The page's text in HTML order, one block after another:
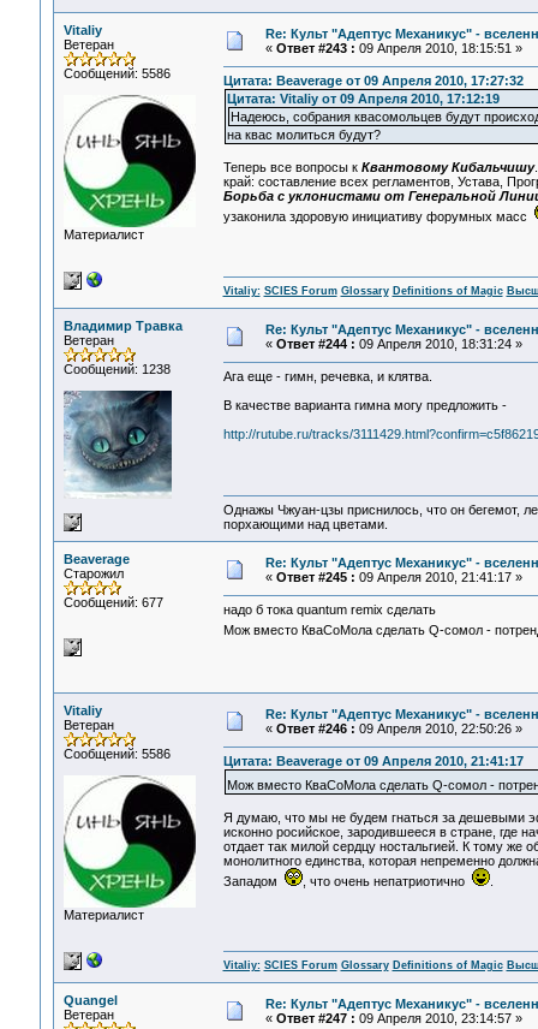
Vitaliy
Ветеран
Сообщений: 5586
Материалист
Re: Культ "Адептус Механикус" -
« Ответ #243 : 09 Апреля 2010, 18:15:51 »
Цитата: Beaverage от 09 Апреля 2010, 17:27:32
Цитата: Vitaliy от 09 Апреля 2010, 17:12:19
Надеюсь, собрания квасомольцев будут
на квас молиться будут?
Теперь все вопросы к Квантовому Кибальчишу
край: составление всех регламентов, Устава,
Борьба с уклонистами от Генеральной
узаконила здоровую инициативу форумных масс
Vitaliy: SCIES Forum Glossary Definitions of Magic
Владимир Травка
Ветеран
Сообщений: 1238
Re: Культ "Адептус Механикус" -
« Ответ #244 : 09 Апреля 2010, 18:31:24 »
Ага еще - гимн, речевка, и клятва.
В качестве варианта гимна могу предложить -
http://rutube.ru/tracks/
Однажы Чжуан-цзы приснилось, что он бегемот,
порхающими над цветами.
Beaverage
Старожил
Сообщений: 677
Re: Культ "Адептус Механикус" -
« Ответ #245 : 09 Апреля 2010, 21:41:17 »
надо б тока quantum remix сделать
Мож вместо КваСоМола сделать Q-сомол -
Vitaliy
Ветеран
Сообщений: 5586
Материалист
Re: Культ "Адептус Механикус" -
« Ответ #246 : 09 Апреля 2010, 22:50:26 »
Цитата: Beaverage от 09 Апреля 2010, 21:41:17
Мож вместо КваСоМола сделать Q-сомол -
Я думаю, что мы не будем гнаться за дешевыми
исконно росийское, зародившееся в стране, где
отдает так милой сердцу ностальгией. К тому же
монолитного единства, которая непременно
Западом
, что очень непатриотично .
Vitaliy: SCIES Forum Glossary Definitions of Magic
Quangel
Ветеран
Re: Культ "Адептус Механикус" -
« Ответ #247 : 09 Апреля 2010, 23:14:57 »